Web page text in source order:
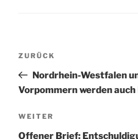
Beitragsnavigation
Vorheriger
Beitrag
ZURÜCK
Nordrhein-Westfalen
Vorpommern werden
Nächster
Beitrag
WEITER
Offener Brief: